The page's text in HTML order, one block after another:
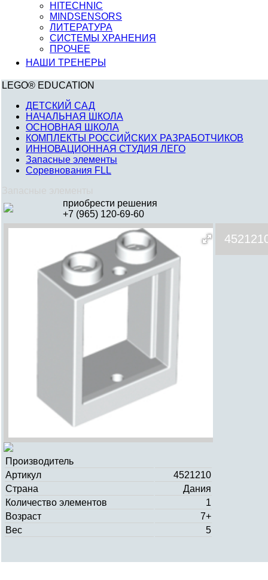
HITECHNIC
MINDSENSORS
ЛИТЕРАТУРА
СИСТЕМЫ ХРАНЕНИЯ
ПРОЧЕЕ
НАШИ ТРЕНЕРЫ
LEGO® EDUCATION
ДЕТСКИЙ САД
НАЧАЛЬНАЯ ШКОЛА
ОСНОВНАЯ ШКОЛА
КОМПЛЕКТЫ РОССИЙСКИХ РАЗРАБОТЧИКОВ
ИННОВАЦИОННАЯ СТУДИЯ ЛЕГО
Запасные элементы
Соревнования FLL
приобрести решения
+7 (965) 120-69-60
Производитель
Артикул
4521210
Страна
Дания
Количество элементов
1
Возраст
7+
Вес
5